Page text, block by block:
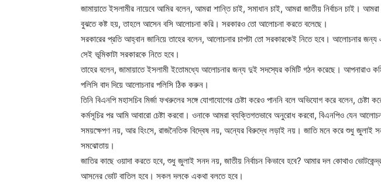
জামায়াতে ইসলামীর নায়েবে আমির বলেন, আমরা শান্তি চাই, সমাধান চাই, আমরা জাতীয় নির্বাচন চাই।
বুঝতে কষ্ট হয়, তাহলে আসেন বসি আলোচনা করি। সরকারও তো আলোচনা করতে বলেছে।
সরকারের প্রতি আহ্বান জানিয়ে তাহের বলেন, আলোচনার চাপটা তো সরকারকেই নিতে হবে। আলোচনার জন্য
সেই ভূমিকাটা সরকারকে নিতে হবে।
তাহের বলেন, জামায়াতে ইসলামী ইতোমধ্যে আলোচনার জন্য দুই সদস্যের কমিটি গঠন করেছে। আপনারাও
পলিসি বাদ দিয়ে আলোচনার পলিসি ঠিক করুন।
তিনি বিএনপি মহাসচিব মির্জা ফখরুলের সঙ্গে যোগাযোগের চেষ্টা করেও পাননি বলে অভিযোগ করে বলেন,
কর্মসূচির পর আমি আবারো চেষ্টা করবো। ওনাকে আমরা ব্যক্তিগতভাবে অনুরোধ করবো, বিএনপিও যেন
সময়ক্ষেপণ নয়, আর হিংসে, রাজনৈতিক বিদ্বেষ নয়, অন্যের বিরুদ্ধে লড়াই নয়। জাতি মনে করে শুধু জুলাই
সমঝোতায়।
জাতির কাছে ওয়াদা করতে হবে, শুধু জুলাই সনদ নয়, জাতীয় নির্বাচন কিভাবে হবে? আমার দল কোথাও
আসনের ভোট বাতিল হবে। সকল দলকে একথা বলতে হবে।